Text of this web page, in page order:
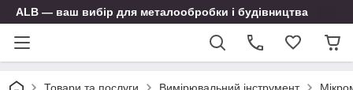
ALB — ваш вибір для металообробки і будівництва